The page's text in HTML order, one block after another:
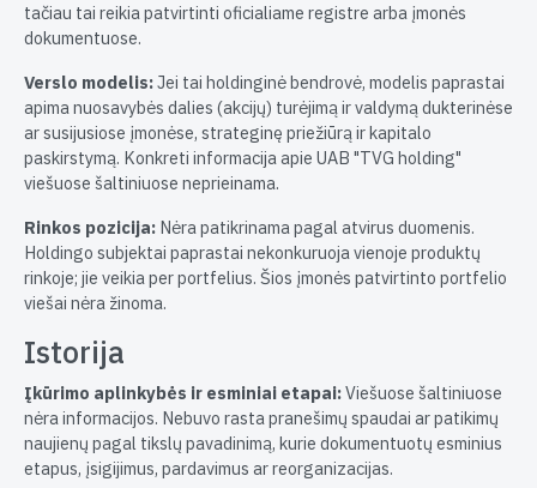
tačiau tai reikia patvirtinti oficialiame registre arba įmonės
dokumentuose.
Verslo modelis:Jei tai holdinginė bendrovė, modelis paprastai
apima nuosavybės dalies (akcijų) turėjimą ir valdymą dukterinėse
ar susijusiose įmonėse, strateginę priežiūrą ir kapitalo
paskirstymą. Konkreti informacija apie UAB "TVG holding"
viešuose šaltiniuose neprieinama.
Rinkos pozicija: Nėra patikrinama pagal atvirus duomenis.
Holdingo subjektai paprastai nekonkuruoja vienoje produktų
rinkoje; jie veikia per portfelius. Šios įmonės patvirtinto portfelio
viešai nėra žinoma.
Istorija
Įkūrimo aplinkybės ir esminiai etapai:Viešuose šaltiniuose
nėra informacijos. Nebuvo rasta pranešimų spaudai ar patikimų
naujienų pagal tikslų pavadinimą, kurie dokumentuotų esminius
etapus, įsigijimus, pardavimus ar reorganizacijas.